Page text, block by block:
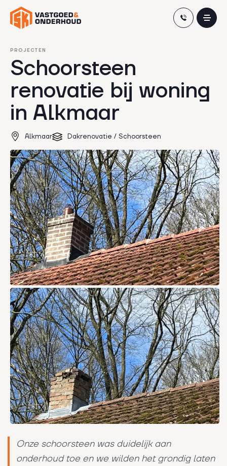
Skip
content
PROJECTEN
Schoorsteen
renovatie bij woning
in Alkmaar
Alkmaar Dakrenovatie / Schoorsteen
Onze schoorsteen was duidelijk aan
onderhoud toe en we wilden het grondig laten